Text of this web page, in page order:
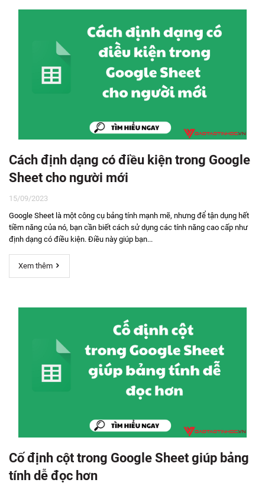
Cách định dạng có điều kiện trong Google
Sheet cho người mới
15/09/2023
Google Sheet là một công cụ bảng tính mạnh mẽ, nhưng để tận dụng hết
tiềm năng của nó, bạn cần biết cách sử dụng các tính năng cao cấp như
định dạng có điều kiện. Điều này giúp bạn...
Xem thêm
Cố định cột trong Google Sheet giúp bảng
tính dễ đọc hơn